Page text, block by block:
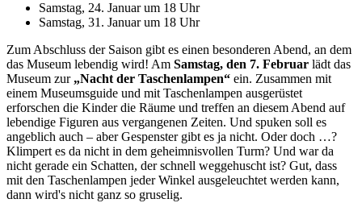
Samstag, 24. Januar um 18 Uhr
Samstag, 31. Januar um 18 Uhr
Zum Abschluss der Saison gibt es einen besonderen Abend, an dem
das Museum lebendig wird! Am Samstag, den 7. Februar lädt das
Museum zur „Nacht der Taschenlampen“ ein. Zusammen mit
einem Museumsguide und mit Taschenlampen ausgerüstet
erforschen die Kinder die Räume und treffen an diesem Abend auf
lebendige Figuren aus vergangenen Zeiten. Und spuken soll es
angeblich auch – aber Gespenster gibt es ja nicht. Oder doch …?
Klimpert es da nicht in dem geheimnisvollen Turm? Und war da
nicht gerade ein Schatten, der schnell weggehuscht ist? Gut, dass
mit den Taschenlampen jeder Winkel ausgeleuchtet werden kann,
dann wird's nicht ganz so gruselig.